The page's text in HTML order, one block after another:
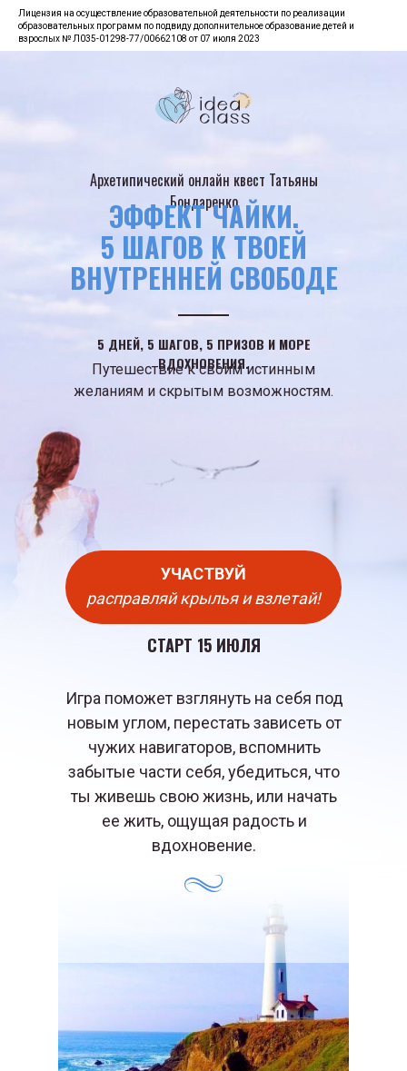
Лицензия на осуществление образовательной деятельности по реализации
образовательных программ по подвиду дополнительное образование детей и
взрослых № Л035-01298-77/00662108 от 07 июля 2023
Архетипический онлайн квест Татьяны
Бондаренко
ЭФФЕКТ ЧАЙКИ.
5 ШАГОВ К ТВОЕЙ
ВНУТРЕННЕЙ СВОБОДЕ
5 ДНЕЙ, 5 ШАГОВ, 5 ПРИЗОВ И МОРЕ
ВДОХНОВЕНИЯ.
Путешествие к своим истинным
желаниям и скрытым возможностям.
СТАРТ 15 ИЮЛЯ
Игра поможет взглянуть на себя под
новым углом, перестать зависеть от
чужих навигаторов, вспомнить
забытые части себя, убедиться, что
ты живешь свою жизнь, или начать
ее жить, ощущая радость и
вдохновение.
УЧАСТВУЙ
расправляй крылья и взлетай!